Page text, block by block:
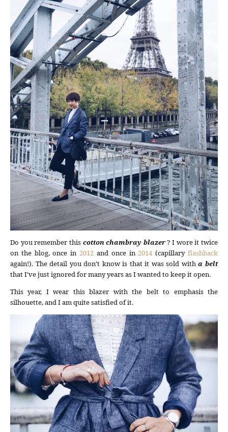
Do you remember thiscotton chambray blazer? I wore it twice
on the blog, once in2012 and once in2014 (capillaryflashback
again!). The detail you don’t know is that it was sold witha belt
that I’ve just ignored for many years as I wanted to keep it open.
This year, I wear this blazer with the belt to emphasis the
silhouette, and I am quite satisfied of it.